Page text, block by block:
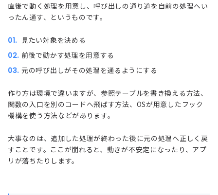
直後で動く処理を用意し、呼び出しの通り道を自前の処理へい
ったん通す、というものです。
見たい対象を決める
前後で動かす処理を用意する
元の呼び出しがその処理を通るようにする
作り方は環境で違いますが、参照テーブルを書き換える方法、
関数の入口を別のコードへ飛ばす方法、OSが用意したフック
機構を使う方法などがあります。
大事なのは、追加した処理が終わった後に元の処理へ正しく戻
すことです。ここが崩れると、動きが不安定になったり、アプ
リが落ちたりします。